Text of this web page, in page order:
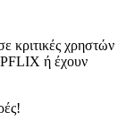
κριτικές χρηστών
ή έχουν